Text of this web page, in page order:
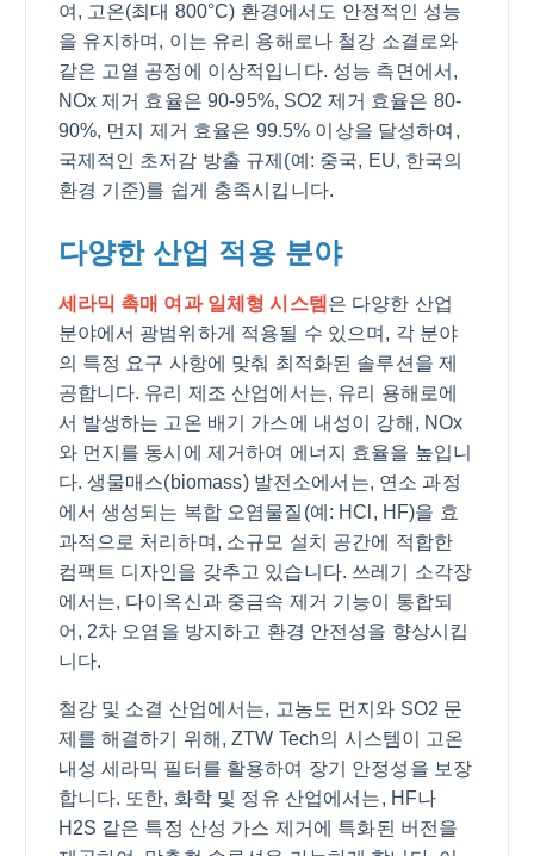
여, 고온(최대 800°C) 환경에서도 안정적인 성능
을 유지하며, 이는 유리 용해로나 철강 소결로와
같은 고열 공정에 이상적입니다. 성능 측면에서,
NOx 제거 효율은 90-95%, SO2 제거 효율은 80-
90%, 먼지 제거 효율은 99.5% 이상을 달성하여,
국제적인 초저감 방출 규제(예: 중국, EU, 한국의
환경 기준)를 쉽게 충족시킵니다.
다양한 산업 적용 분야
세라믹 촉매 여과 일체형 시스템 은 다양한 산업
분야에서 광범위하게 적용될 수 있으며, 각 분야
의 특정 요구 사항에 맞춰 최적화된 솔루션을 제
공합니다. 유리 제조 산업에서는, 유리 용해로에
서 발생하는 고온 배기 가스에 내성이 강해, NOx
와 먼지를 동시에 제거하여 에너지 효율을 높입니
다. 생물매스(biomass) 발전소에서는, 연소 과정
에서 생성되는 복합 오염물질(예: HCl, HF)을 효
과적으로 처리하며, 소규모 설치 공간에 적합한
컴팩트 디자인을 갖추고 있습니다. 쓰레기 소각장
에서는, 다이옥신과 중금속 제거 기능이 통합되
어, 2차 오염을 방지하고 환경 안전성을 향상시킵
니다.
철강 및 소결 산업에서는, 고농도 먼지와 SO2 문
제를 해결하기 위해, ZTW Tech의 시스템이 고온
내성 세라믹 필터를 활용하여 장기 안정성을 보장
합니다. 또한, 화학 및 정유 산업에서는, HF나
H2S 같은 특정 산성 가스 제거에 특화된 버전을